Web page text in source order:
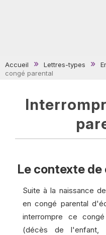
Accueil Lettres-types
congé parental
Le contexte
Suite à la naissance
en congé parental
interrompre ce
(décès de l'enfant,